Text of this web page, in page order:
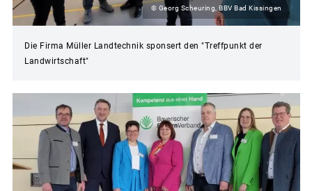
© Georg Scheuring, BBV Bad Kissingen
Die Firma Müller Landtechnik sponsert den "Treffpunkt der
Landwirtschaft"